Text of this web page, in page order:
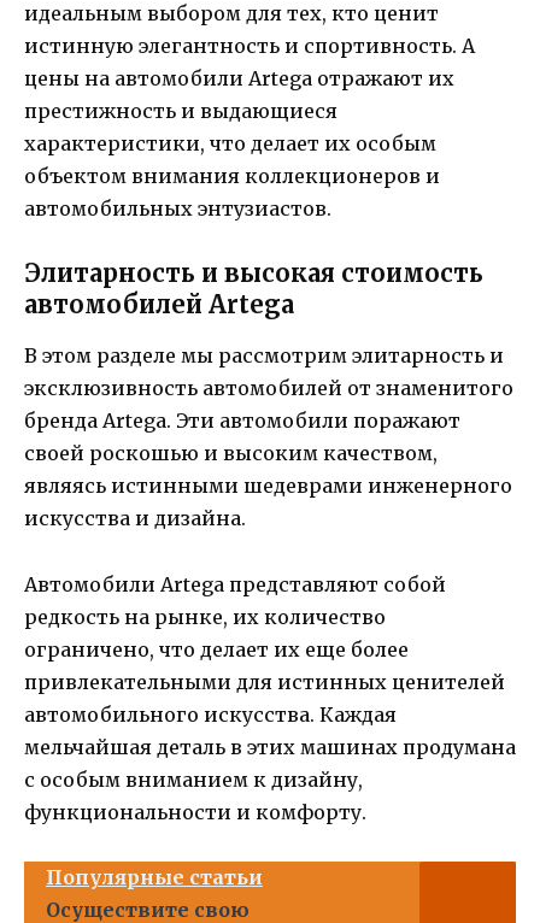
идеальным выбором для тех, кто ценит
истинную элегантность и спортивность. А
цены на автомобили Artega отражают их
престижность и выдающиеся
характеристики, что делает их особым
объектом внимания коллекционеров и
автомобильных энтузиастов.
Элитарность и высокая стоимость
автомобилей Artega
В этом разделе мы рассмотрим элитарность и
эксклюзивность автомобилей от знаменитого
бренда Artega. Эти автомобили поражают
своей роскошью и высоким качеством,
являясь истинными шедеврами инженерного
искусства и дизайна.
Автомобили Artega представляют собой
редкость на рынке, их количество
ограничено, что делает их еще более
привлекательными для истинных ценителей
автомобильного искусства. Каждая
мельчайшая деталь в этих машинах продумана
с особым вниманием к дизайну,
функциональности и комфорту.
Популярные статьи
Осуществите свою